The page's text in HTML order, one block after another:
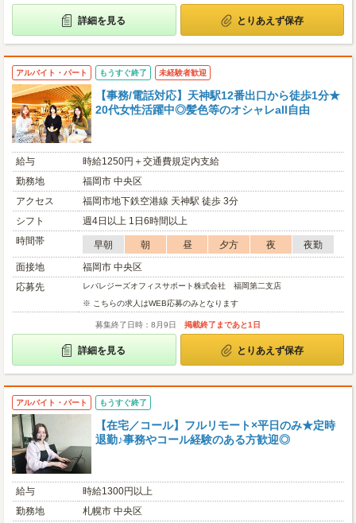
詳細を見る とりあえず保存
アルバイト・パート もうすぐ終了 未経験者歓迎
【事務/電話対応】天神駅12番出口から徒歩1分★
20代女性活躍中◎髪色等のオシャレall自由
給与
時給1250円＋交通費規定内支給
勤務地
福岡市 中央区
アクセス
福岡市地下鉄空港線 天神駅 徒歩 3分
シフト
週4日以上 1日6時間以上
時間帯
早朝 朝 昼 夕方 夜
夜勤
面接地
福岡市 中央区
応募先
レバレジーズオフィスサポート株式会社 福岡第二支店
※ こちらの求人はWEB応募のみとなります
募集終了日時：8月9日 掲載終了まであと1日
詳細を見る とりあえず保存
アルバイト・パート もうすぐ終了
【在宅／コール】フルリモート×平日のみ★定時
退勤♪事務やコール経験のある方歓迎◎
給与
時給1300円以上
勤務地
札幌市 中央区